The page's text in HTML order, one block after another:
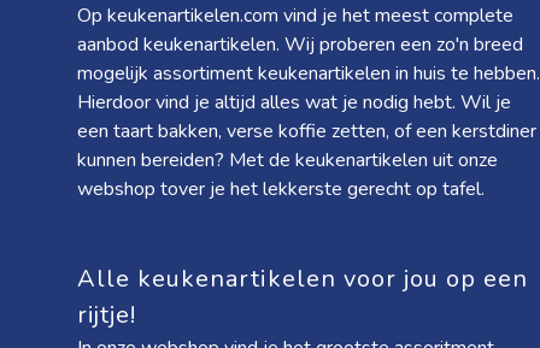
Op keukenartikelen.com vind je het meest complete
aanbod keukenartikelen. Wij proberen een zo'n breed
mogelijk assortiment keukenartikelen in huis te hebben.
Hierdoor vind je altijd alles wat je nodig hebt. Wil je
een taart bakken, verse koffie zetten, of een kerstdiner
kunnen bereiden? Met de keukenartikelen uit onze
webshop tover je het lekkerste gerecht op tafel.
Alle keukenartikelen voor jou op een
rijtje!